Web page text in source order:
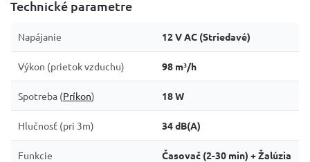
Technické parametre
Napájanie 12 V AC (Striedavé)
Výkon (prietok vzduchu) 98 m³/h
Spotreba (Príkon) 18 W
Hlučnosť (pri 3m) 34 dB(A)
Funkcie Časovač (2-30 min) + Žalúzia